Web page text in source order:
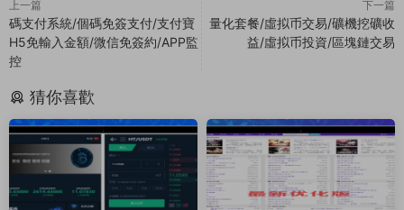
上一篇
碼支付系統/個碼免簽支付/支付寶
H5免輸入金額/微信免簽約/APP監
控
下一篇
量化套餐/虛拟币交易/礦機挖礦收
益/虛拟币投資/區塊鏈交易
猜你喜歡